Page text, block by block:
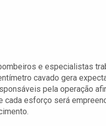
e especialistas
cavado gera
pela operação
esforço será